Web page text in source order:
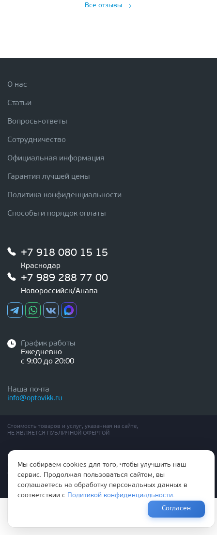
Все отзывы
О нас
Статьи
Вопросы-ответы
Сотрудничество
Официальная информация
Гарантия лучшей цены
Политика конфиденциальности
Способы и порядок оплаты
+7 918 080 15 15
Краснодар
+7 989 288 77 00
Новороссийск/Анапа
График работы
Ежедневно
с 9:00 до 20:00
Наша почта
info@optovikk.ru
Стоимость товаров и услуг, указанная на сайте,
НЕ ЯВЛЯЕТСЯ ПУБЛИЧНОЙ ОФЕРТОЙ
Правила эксплутации входных и межкомнатных дверей
Политика обработки персональных данных
Согласие на обработку персональных данных
Мы собираем cookies для того, чтобы улучшить наш
сервис. Продолжая пользоваться сайтом, вы
соглашаетесь на обработку персональных данных в
соответствии с
Политикой конфиденциальности.
Согласен